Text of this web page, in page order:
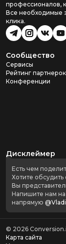
профессионалов,
Все необходимые
клика.
Сообщество
Сервисы
Рейтинг партнерок
Конференции
Дисклеймер
Есть чем
Хотите обсудить
Вы
Напишите нам на
напрямую
© 2026
Карта сайта